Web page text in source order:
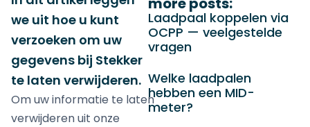
we uit hoe u kunt
verzoeken om uw
gegevens bij Stekker
te laten verwijderen.
Om uw informatie te laten
verwijderen uit onze
Laadpaal koppelen via
OCPP — veelgestelde
vragen
Welke laadpalen
hebben een MID-
meter?